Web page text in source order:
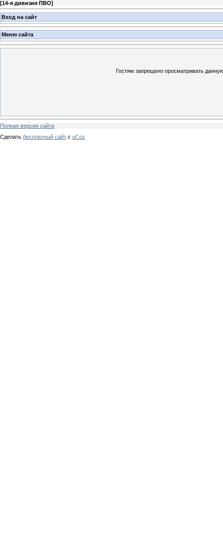
[14-я дивизия ПВО]
Вход на сайт
Меню сайта
Гостям запрещено просматривать
Полная версия сайта
Сделать бесплатный сайт с uCoz